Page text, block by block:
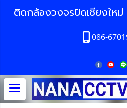
ติดกล้องวงจรปิดเชียงใหม่
086-